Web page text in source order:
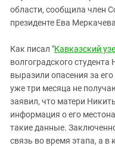
Северная Осетия - Алания
СКФО
Ставропольский край
Чечня
Южный Кавказ
ЮФО
области, сообщила член
президенте Ева
Как писал "Кавказский
волгоградского
выразили опасения за
уже три месяца не
заявил, что матери
информация о его
такие данные.
связь во время этапа, а в